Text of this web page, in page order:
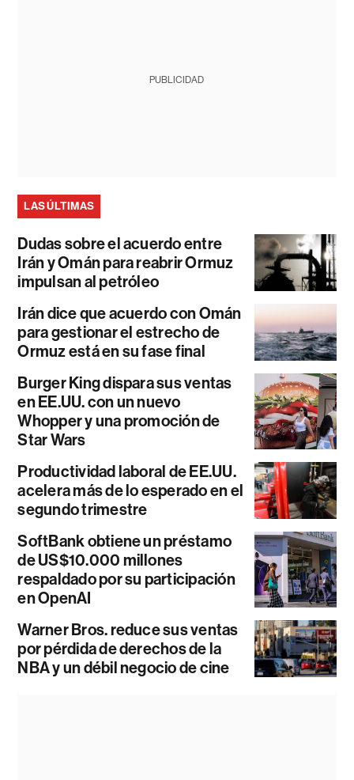
PUBLICIDAD
LAS ÚLTIMAS
Dudas sobre el acuerdo entre
Irán y Omán para reabrir Ormuz
impulsan al petróleo
Irán dice que acuerdo con Omán
para gestionar el estrecho de
Ormuz está en su fase final
Burger King dispara sus ventas
en EE.UU. con un nuevo
Whopper y una promoción de
Star Wars
Productividad laboral de EE.UU.
acelera más de lo esperado en el
segundo trimestre
SoftBank obtiene un préstamo
de US$10.000 millones
respaldado por su participación
en OpenAI
Warner Bros. reduce sus ventas
por pérdida de derechos de la
NBA y un débil negocio de cine